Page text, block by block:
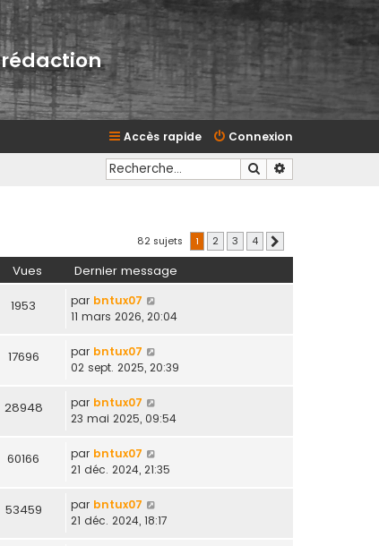
rédaction
Connexion
Accès rapide
Rechercher
82 sujets 1 2 3 4
Vues Dernier message
1953 par bntux07
11 mars 2026, 20:04
17696 par bntux07
02 sept. 2025, 20:39
28948 par bntux07
23 mai 2025, 09:54
60166 par bntux07
21 déc. 2024, 21:35
53459 par bntux07
21 déc. 2024, 18:17